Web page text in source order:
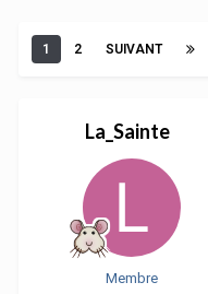
1 2 SUIVANT
La_Sainte
Membre